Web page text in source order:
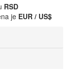
RSD
je EUR / US$